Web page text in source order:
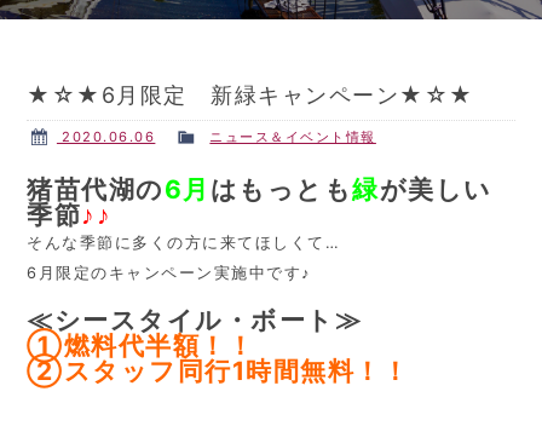
修理 & カスタム
★☆★6月限定 新緑キャンペーン★☆★
2020.06.06 ニュース＆イベント情報
猪苗代湖の6月 はもっとも緑が美しい
季節♪♪
そんな季節に多くの方に来てほしくて…
6月限定のキャンペーン実施中です♪
≪シースタイル・ボート≫
①燃料代半額！！
②スタッフ同行1時間無料！！